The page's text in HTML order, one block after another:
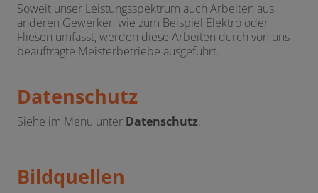
Soweit unser Leistungsspektrum auch Arbeiten aus
anderen Gewerken wie zum Beispiel Elektro oder
Fliesen umfasst, werden diese Arbeiten durch von uns
beauftragte Meisterbetriebe ausgeführt.
Datenschutz
Siehe im Menü unter Datenschutz.
Bildquellen